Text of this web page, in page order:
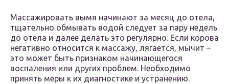
Массажировать вымя начинают за месяц до отела,
тщательно обмывать водой следует за пару недель
до отела и далее делать это регулярно. Если корова
негативно относится к массажу, лягается, мычит –
это может быть признаком начинающегося
воспаления или других проблем. Необходимо
принять меры к их диагностике и устранению.